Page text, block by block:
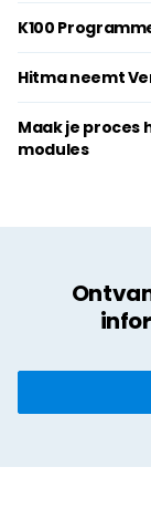
K100
Hitma neemt
Maak je proces
modules